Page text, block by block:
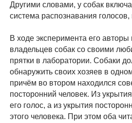
Другими словами, у собак
система распознавания голосов,
В ходе эксперимента его авторы
владельцев собак со своими
прятки в лаборатории. Собаки
обнаружить своих хозяев в
причём во втором находился
посторонний человек. Из
его голос, а из укрытия
этого человека. При этом оба